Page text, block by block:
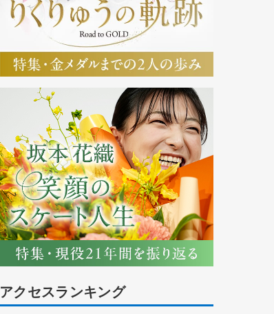
アクセスランキング